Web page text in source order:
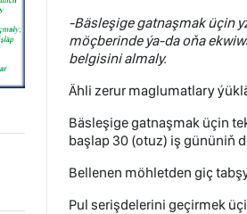
-Bäsleşige gatnaşmak üçin
möçberinde ýa-da oňa
belgisini almaly.
Ähli zerur maglumatlary
Bäsleşige gatnaşmak üçin
başlap 30 (otuz) iş gününiň
Bellenen möhletden giç
Pul serişdelerini geçirmek